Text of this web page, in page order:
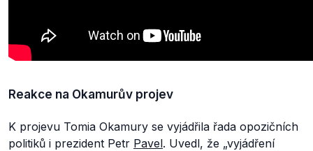
Reakce na Okamurův projev
K projevu Tomia Okamury se vyjádřila řada opozičních
politiků i prezident Petr Pavel. Uvedl, že „vyjádření